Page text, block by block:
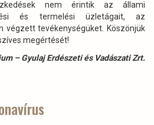
nem érintik az állami
és termelési üzletágait, az
végzett tevékenységüket. Köszönjük
megértését!
– Gyulaj Erdészeti és Vadászati Zrt.